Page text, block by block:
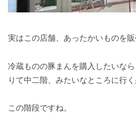
実はこの店舗、あったかいものを販
冷蔵ものの豚まんを購入したいな
りて中二階、みたいなところに行く
この階段ですね。